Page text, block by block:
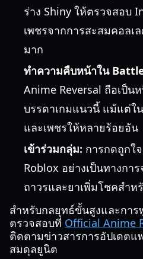
ร่าง Shiny ให้ตรวจสอบ
เพชรจากการสะสมคอล
มาก
ทำความคืบหน้าใน
Anime Reversal ถือเป็
บรรดาเกมแนวนี้ แม้แต่ใ
และเพชรให้หลายร้อยอัน
เข้าร่วมกลุ่ม: การกดถูกใ
Roblox อย่างเป็นทางกา
ถาวรและยาเพิ่มโชคสำห
สำหรับกลยุทธ์ขั้นสูงและกา
ตรวจสอบที่ Official Anime
ติดตามข่าวสารการอัปเดต
สมดุลยูนิต